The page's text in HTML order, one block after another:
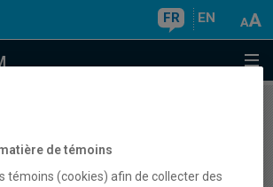
FR EN
et au primaire
de témoins
témoins (cookies) afin de collecter des